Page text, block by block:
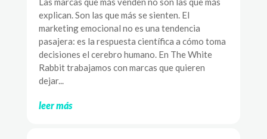
explican. Son las que más se sienten. El
marketing emocional no es una tendencia
pasajera: es la respuesta científica a cómo toma
decisiones el cerebro humano. En The White
Rabbit trabajamos con marcas que quieren
dejar...
leer más